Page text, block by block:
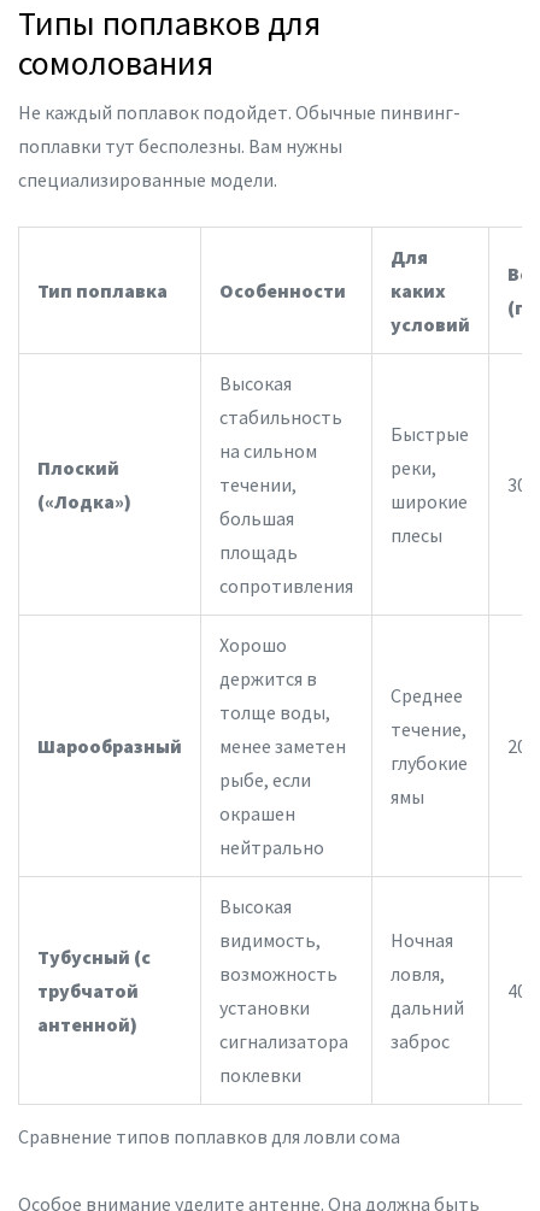
Типы поплавков для
сомолования
Не каждый поплавок подойдет. Обычные пинвинг-
поплавки тут бесполезны. Вам нужны
специализированные модели.
Сравнение типов поплавков для ловли сома
Тип поплавка Особенности
Для
каких
условий
Вес
Плоский
(«Лодка»)
Высокая
стабильность
на сильном
течении,
большая
площадь
сопротивления
Быстрые
реки,
широкие
плесы
30-
Шарообразный
Хорошо
держится в
толще воды,
менее заметен
рыбе, если
окрашен
нейтрально
Среднее
течение,
глубокие
ямы
20-
Тубусный (с
трубчатой
антенной)
Высокая
видимость,
возможность
установки
сигнализатора
поклевки
Ночная
ловля,
дальний
заброс
40-
Особое внимание уделите антенне. Она должна быть